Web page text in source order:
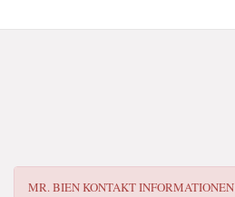
MR. BIENKONTAKT INFORMATIONEN